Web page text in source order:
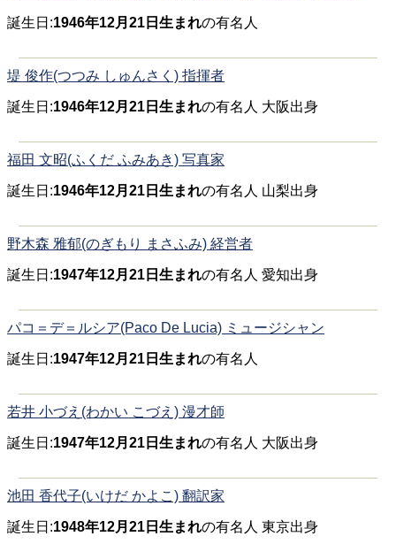
誕生日:1946年12月21日生まれの有名人
堤 俊作(つつみ しゅんさく) 指揮者
誕生日:1946年12月21日生まれの有名人 大阪出身
福田 文昭(ふくだ ふみあき) 写真家
誕生日:1946年12月21日生まれの有名人 山梨出身
野木森 雅郁(のぎもり まさふみ) 経営者
誕生日:1947年12月21日生まれの有名人 愛知出身
パコ＝デ＝ルシア(Paco De Lucia) ミュージシャン
誕生日:1947年12月21日生まれの有名人
若井 小づえ(わかい こづえ) 漫才師
誕生日:1947年12月21日生まれの有名人 大阪出身
池田 香代子(いけだ かよこ) 翻訳家
誕生日:1948年12月21日生まれの有名人 東京出身